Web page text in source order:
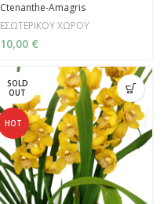
Ctenanthe-Amagris
ΕΣΩΤΕΡΙΚΟΥ ΧΩΡΟΥ
10,00 €
SOLD
OUT
HOT